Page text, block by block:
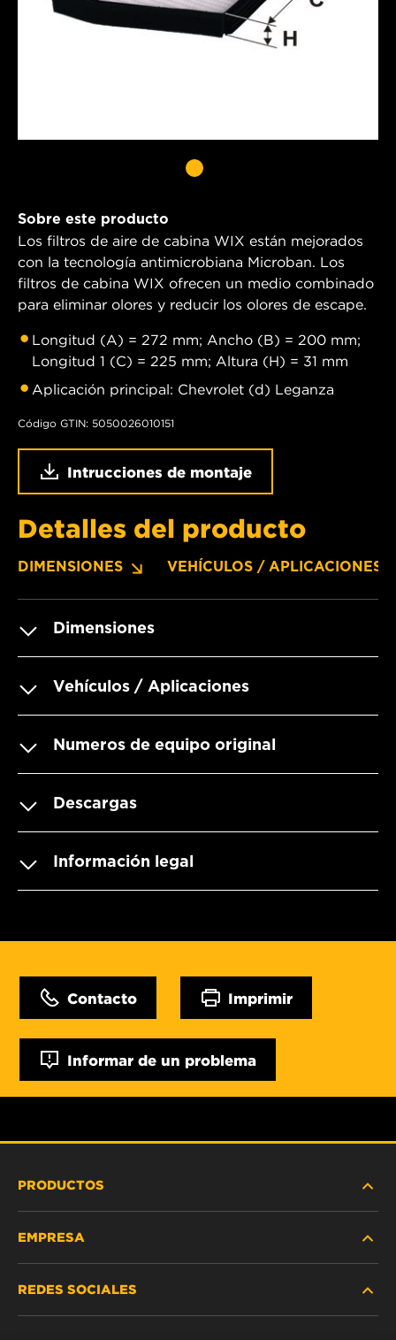
Sobre este producto
Los filtros de aire de cabina WIX están mejorados
con la tecnología antimicrobiana Microban. Los
filtros de cabina WIX ofrecen un medio combinado
para eliminar olores y reducir los olores de escape.
Longitud (A) = 272 mm; Ancho (B) = 200 mm;
Longitud 1 (C) = 225 mm; Altura (H) = 31 mm
Aplicación principal: Chevrolet (d) Leganza
Código GTIN: 5050026010151
Intrucciones de montaje
Detalles del producto
DIMENSIONES VEHÍCULOS / APLICACIONES
Dimensiones
Vehículos / Aplicaciones
Numeros de equipo original
Descargas
Información legal
Contacto Imprimir
Informar de un problema
PRODUCTOS
VEHÍCULOS LIVIANOS Y COMERCIALES
EMPRESA
REDES SOCIALES